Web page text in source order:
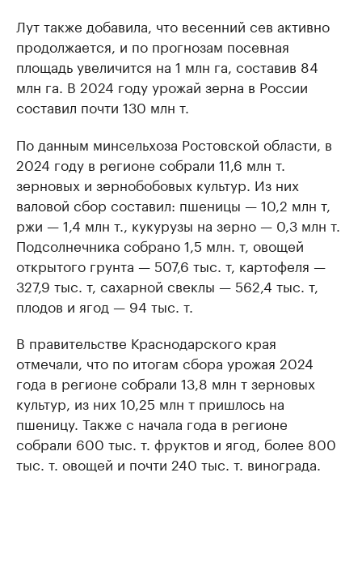
Лут также добавила, что весенний сев активно
продолжается, и по прогнозам посевная
площадь увеличится на 1 млн га, составив 84
млн га. В 2024 году урожай зерна в России
составил почти 130 млн т.
По данным минсельхоза Ростовской области, в
2024 году в регионе собрали 11,6 млн т.
зерновых и зернобобовых культур. Из них
валовой сбор составил: пшеницы — 10,2 млн т,
ржи — 1,4 млн т., кукурузы на зерно — 0,3 млн т.
Подсолнечника собрано 1,5 млн. т, овощей
открытого грунта — 507,6 тыс. т, картофеля —
327,9 тыс. т, сахарной свеклы — 562,4 тыс. т,
плодов и ягод — 94 тыс. т.
В правительстве Краснодарского края
отмечали, что по итогам сбора урожая 2024
года в регионе собрали 13,8 млн т зерновых
культур, из них 10,25 млн т пришлось на
пшеницу. Также с начала года в регионе
собрали 600 тыс. т. фруктов и ягод, более 800
тыс. т. овощей и почти 240 тыс. т. винограда.